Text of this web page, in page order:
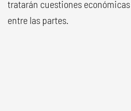
tratarán cuestiones
entre las partes.